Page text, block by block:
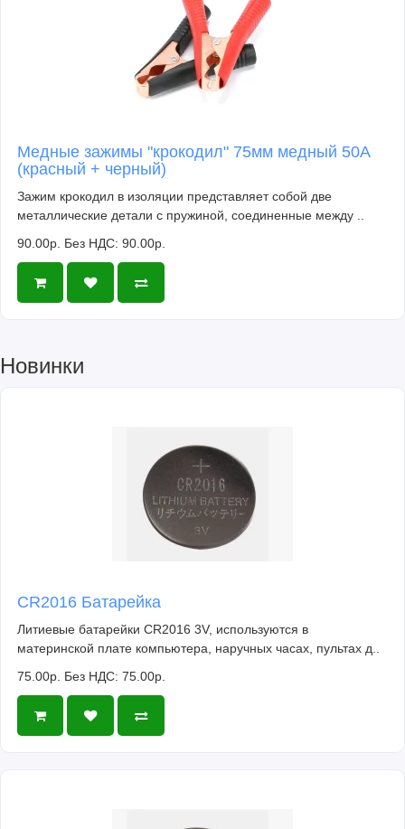
Медные зажимы "крокодил" 75мм медный 50A
(красный + черный)
Зажим крокодил в изоляции представляет собой две
металлические детали с пружиной, соединенные между ..
90.00р. Без НДС: 90.00р.
Новинки
CR2016 Батарейка
Литиевые батарейки CR2016 3V, используются в
материнской плате компьютера, наручных часах, пультах д..
75.00р. Без НДС: 75.00р.